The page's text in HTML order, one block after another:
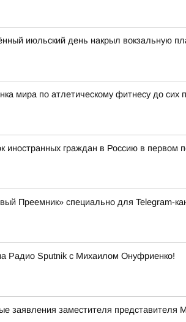
июльский день накрыл вокзальную
мира по атлетическому фитнесу до
иностранных граждан в Россию в первом
Преемник» специально для Telegram-
Радио Sputnik с Михаилом Онуфриенко!
заявления заместителя представителя